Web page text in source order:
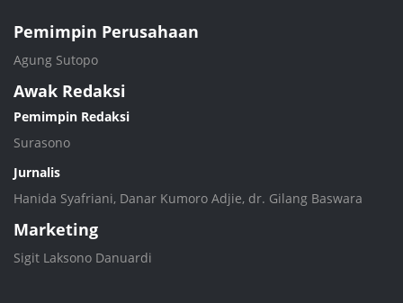
Pemimpin Perusahaan
Agung Sutopo
Awak Redaksi
Pemimpin Redaksi
Surasono
Jurnalis
Hanida Syafriani, Danar Kumoro Adjie, dr. Gilang Baswara
Marketing
Sigit Laksono Danuardi